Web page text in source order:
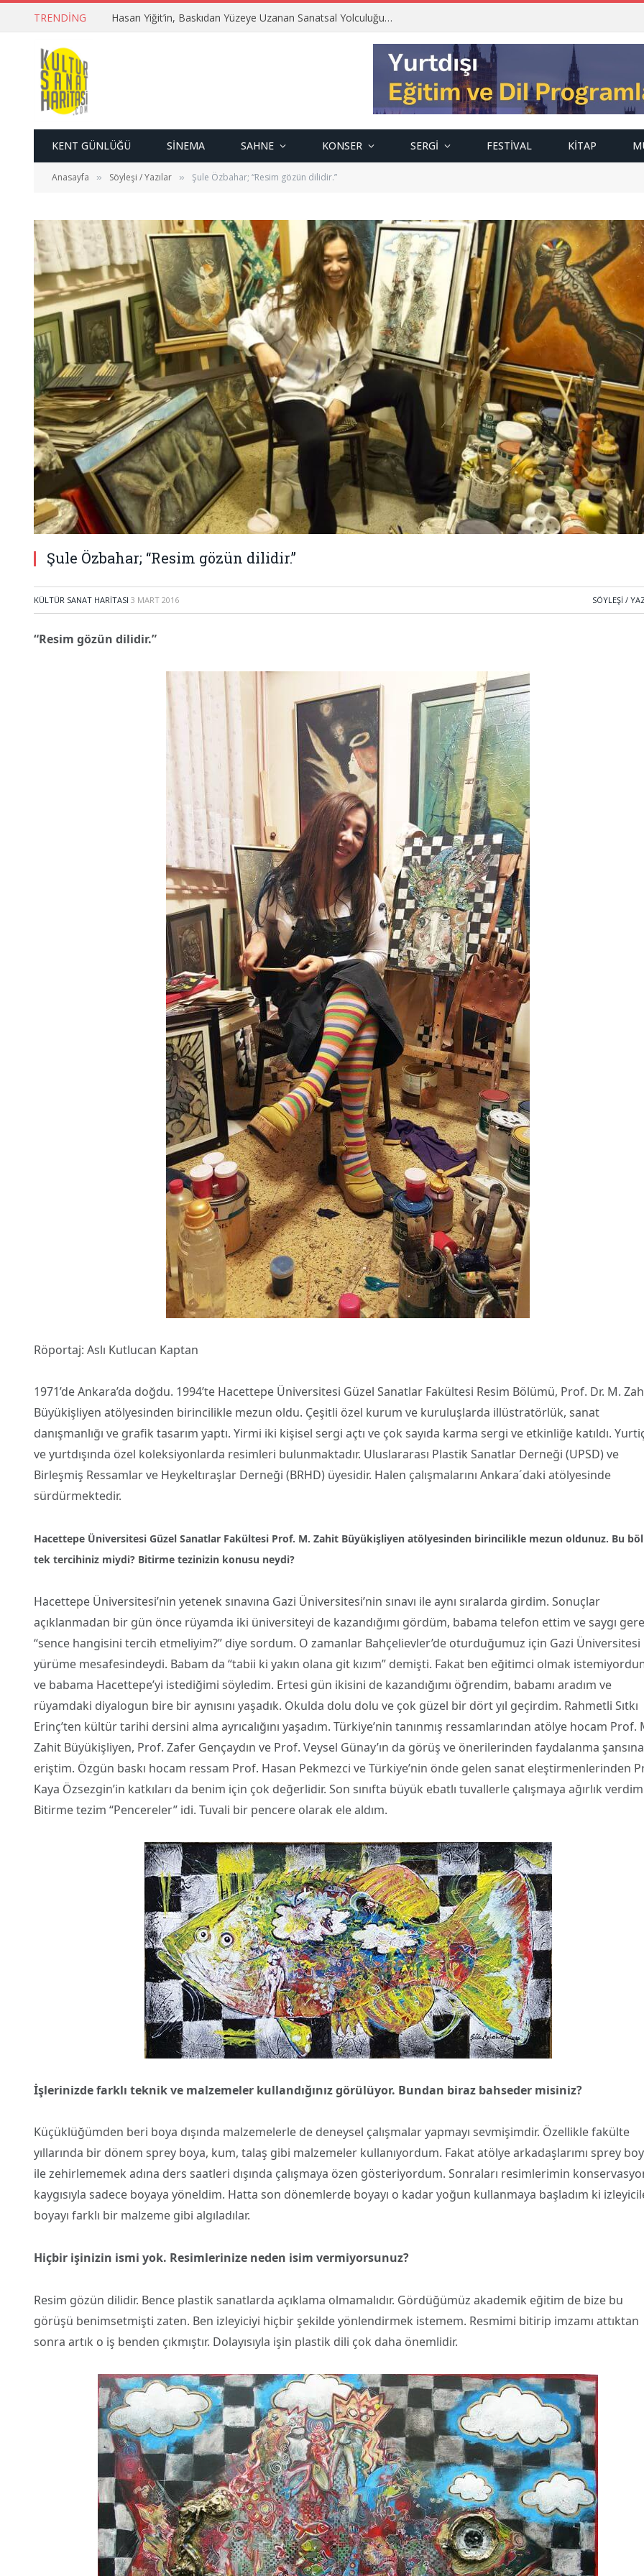
TRENDING Hasan Yiğit’in, Baskıdan Yüzeye Uzanan Sanatsal Yolculuğu…
KENT GÜNLÜĞÜ SINEMA SAHNE KONSER SERGI FESTIVAL KITAP
Anasayfa » Söyleşi / Yazılar » Şule Özbahar; “Resim gözün dilidir.”
Şule Özbahar; “Resim gözün dilidir.”
KÜLTÜR SANAT HARITASI 3 MART 2016 SÖYLEŞI /
“Resim gözün dilidir.”
Röportaj: Aslı Kutlucan Kaptan
1971’de Ankara’da doğdu. 1994’te Hacettepe Üniversitesi Güzel Sanatlar Fakültesi Resim Bölümü, Prof. Dr. M.
Büyükişliyen atölyesinden birincilikle mezun oldu. Çeşitli özel kurum ve kuruluşlarda illüstratörlük, sanat
danışmanlığı ve grafik tasarım yaptı. Yirmi iki kişisel sergi açtı ve çok sayıda karma sergi ve etkinliğe katıldı.
ve yurtdışında özel koleksiyonlarda resimleri bulunmaktadır. Uluslararası Plastik Sanatlar Derneği (UPSD) ve
Birleşmiş Ressamlar ve Heykeltıraşlar Derneği (BRHD) üyesidir. Halen çalışmalarını Ankara´daki atölyesinde
sürdürmektedir.
Hacettepe Üniversitesi Güzel Sanatlar Fakültesi Prof. M. Zahit Büyükişliyen atölyesinden birincilikle mezun oldunuz. Bu
tek tercihiniz miydi? Bitirme tezinizin konusu neydi?
Hacettepe Üniversitesi’nin yetenek sınavına Gazi Üniversitesi’nin sınavı ile aynı sıralarda girdim. Sonuçlar
açıklanmadan bir gün önce rüyamda iki üniversiteyi de kazandığımı gördüm, babama telefon ettim ve saygı
“sence hangisini tercih etmeliyim?” diye sordum. O zamanlar Bahçelievler’de oturduğumuz için Gazi Üniversitesi
yürüme mesafesindeydi. Babam da “tabii ki yakın olana git kızım” demişti. Fakat ben eğitimci olmak
ve babama Hacettepe’yi istediğimi söyledim. Ertesi gün ikisini de kazandığımı öğrendim, babamı aradım ve
rüyamdaki diyalogun bire bir aynısını yaşadık. Okulda dolu dolu ve çok güzel bir dört yıl geçirdim. Rahmetli Sıtkı
Erinç’ten kültür tarihi dersini alma ayrıcalığını yaşadım. Türkiye’nin tanınmış ressamlarından atölye hocam Prof.
Zahit Büyükişliyen, Prof. Zafer Gençaydın ve Prof. Veysel Günay’ın da görüş ve önerilerinden faydalanma şansına
eriştim. Özgün baskı hocam ressam Prof. Hasan Pekmezci ve Türkiye’nin önde gelen sanat eleştirmenlerinden
Kaya Özsezgin’in katkıları da benim için çok değerlidir. Son sınıfta büyük ebatlı tuvallerle çalışmaya ağırlık
Bitirme tezim “Pencereler” idi. Tuvali bir pencere olarak ele aldım.
İşlerinizde farklı teknik ve malzemeler kullandığınız görülüyor. Bundan biraz bahseder misiniz?
Küçüklüğümden beri boya dışında malzemelerle de deneysel çalışmalar yapmayı sevmişimdir. Özellikle fakülte
yıllarında bir dönem sprey boya, kum, talaş gibi malzemeler kullanıyordum. Fakat atölye arkadaşlarımı sprey
ile zehirlememek adına ders saatleri dışında çalışmaya özen gösteriyordum. Sonraları resimlerimin
kaygısıyla sadece boyaya yöneldim. Hatta son dönemlerde boyayı o kadar yoğun kullanmaya başladım ki
boyayı farklı bir malzeme gibi algıladılar.
Hiçbir işinizin ismi yok. Resimlerinize neden isim vermiyorsunuz?
Resim gözün dilidir. Bence plastik sanatlarda açıklama olmamalıdır. Gördüğümüz akademik eğitim de bize bu
görüşü benimsetmişti zaten. Ben izleyiciyi hiçbir şekilde yönlendirmek istemem. Resmimi bitirip imzamı attıktan
sonra artık o iş benden çıkmıştır. Dolayısıyla işin plastik dili çok daha önemlidir.